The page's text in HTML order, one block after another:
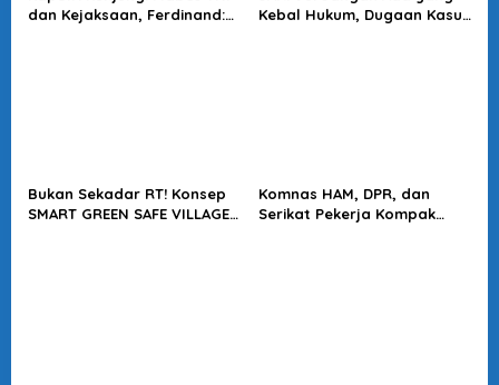
dan Kejaksaan, Ferdinand:
Kebal Hukum, Dugaan Kasus
Bukan Sekadar RT! Konsep
SMART GREEN SAFE VILLAGE
Komnas HAM, DPR, dan
Serikat Pekerja Kompak